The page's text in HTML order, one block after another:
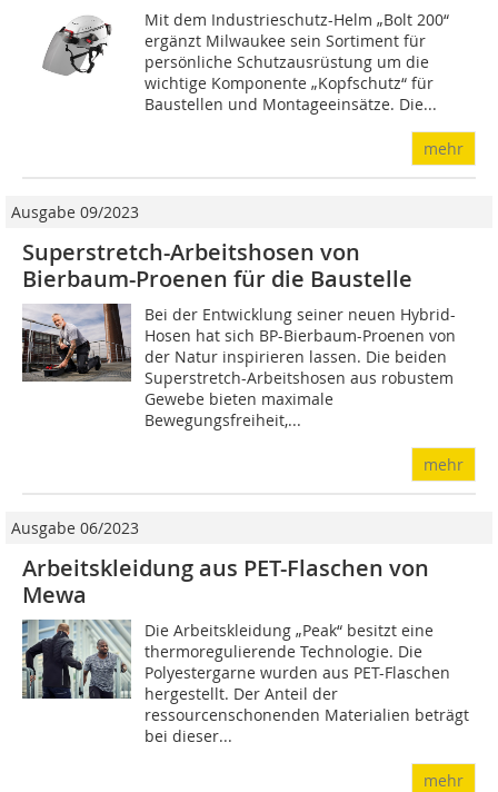
Mit dem Industrieschutz-Helm „Bolt 200“
ergänzt Milwaukee sein Sortiment für
persönliche Schutzausrüstung um die
wichtige Komponente „Kopfschutz“ für
Baustellen und Montageeinsätze. Die...
mehr
Ausgabe 09/2023
Superstretch-Arbeitshosen von
Bierbaum-Proenen für die Baustelle
Bei der Entwicklung seiner neuen Hybrid-
Hosen hat sich BP-Bierbaum-Proenen von
der Natur inspirieren lassen. Die beiden
Superstretch-Arbeitshosen aus robustem
Gewebe bieten maximale
Bewegungsfreiheit,...
mehr
Ausgabe 06/2023
Arbeitskleidung aus PET-Flaschen von
Mewa
Die Arbeitskleidung „Peak“ besitzt eine
thermoregulierende Technologie. Die
Polyestergarne wurden aus PET-Flaschen
hergestellt. Der Anteil der
ressourcenschonenden Materialien beträgt
bei dieser...
mehr